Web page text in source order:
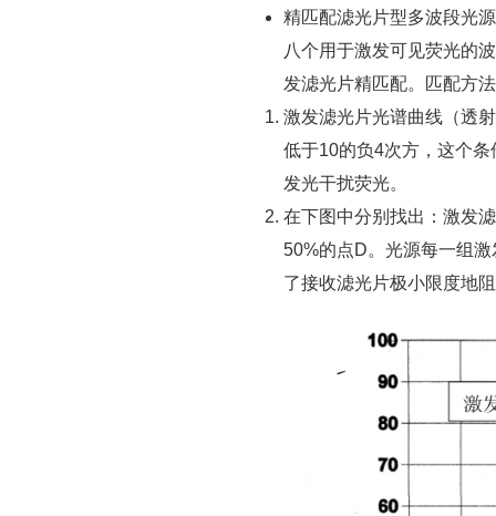
精匹配滤光片型多波段光
八个用于激发可见荧光的
发滤光片精匹配。匹配方
激发滤光片光谱曲线（透
低于10的负4次方，这个
发光干扰荧光。
在下图中分别找出：激发
50%的点D。光源每一组
了接收滤光片极小限度地